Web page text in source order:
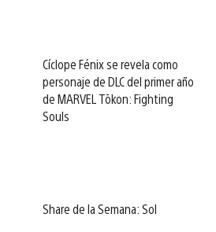
Cíclope Fénix se revela como
personaje de DLC del primer año
de MARVEL Tōkon: Fighting
Souls
Share de la Semana: Sol